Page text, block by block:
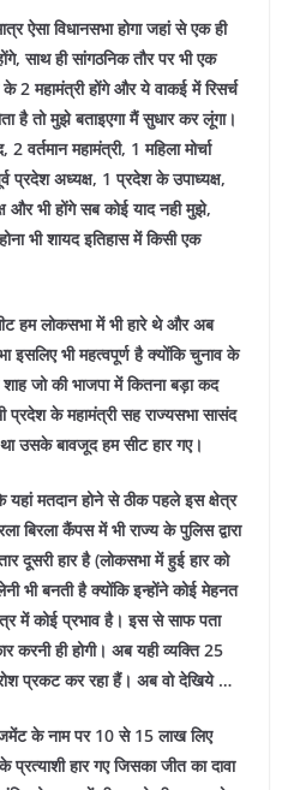
ऐसा विधानसभा होगा जहां से एक ही
साथ ही सांगठनिक तौर पर भी एक
2 महामंत्री होंगे और ये वाकई में रिसर्च
है तो मुझे बताइएगा मैं सुधार कर लूंगा।
वर्तमान महामंत्री, 1 महिला मोर्चा
प्रदेश अध्यक्ष, 1 प्रदेश के उपाध्यक्ष,
और भी होंगे सब कोई याद नही मुझे,
भी शायद इतिहास में किसी एक
हम लोकसभा में भी हारे थे और अब
इसलिए भी महत्वपूर्ण है क्योंकि चुनाव के
जो की भाजपा में कितना बड़ा कद
के महामंत्री सह राज्यसभा सासंद
था उसके बावजूद हम सीट हार गए।
यहां मतदान होने से ठीक पहले इस क्षेत्र
कैंपस में भी राज्य के पुलिस द्वारा
दूसरी हार है (लोकसभा में हुई हार को
भी बनती है क्योंकि इन्होंने कोई मेहनत
में कोई प्रभाव है। इस से साफ पता
करनी ही होगी। अब यही व्यक्ति 25
प्रकट कर रहा हैं। अब वो देखिये …
के नाम पर 10 से 15 लाख लिए
हार गए जिसका जीत का दावा